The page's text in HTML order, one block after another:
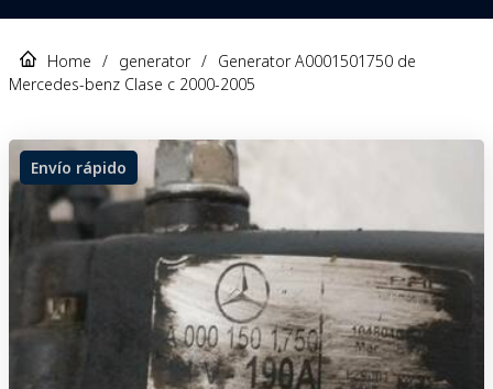
Home / generator / Generator A0001501750 de
Mercedes-benz Clase c 2000-2005
Envío rápido